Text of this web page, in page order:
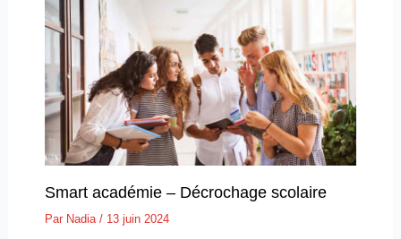
Smart académie – Décrochage scolaire
Par Nadia / 13 juin 2024